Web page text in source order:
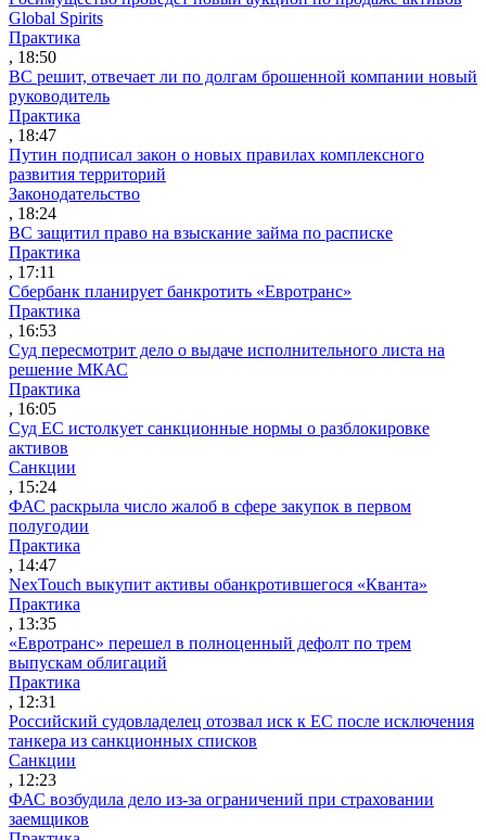
Global Spirits
Практика
, 18:50
ВС решит, отвечает ли по долгам брошенной компании новый
руководитель
Практика
, 18:47
Путин подписал закон о новых правилах комплексного
развития территорий
Законодательство
, 18:24
ВС защитил право на взыскание займа по расписке
Практика
, 17:11
Сбербанк планирует банкротить «Евротранс»
Практика
, 16:53
Суд пересмотрит дело о выдаче исполнительного листа на
решение МКАС
Практика
, 16:05
Суд ЕС истолкует санкционные нормы о разблокировке
активов
Санкции
, 15:24
ФАС раскрыла число жалоб в сфере закупок в первом
полугодии
Практика
, 14:47
NexTouch выкупит активы обанкротившегося «Кванта»
Практика
, 13:35
«Евротранс» перешел в полноценный дефолт по трем
выпускам облигаций
Практика
, 12:31
Российский судовладелец отозвал иск к ЕС после исключения
танкера из санкционных списков
Санкции
, 12:23
ФАС возбудила дело из-за ограничений при страховании
заемщиков